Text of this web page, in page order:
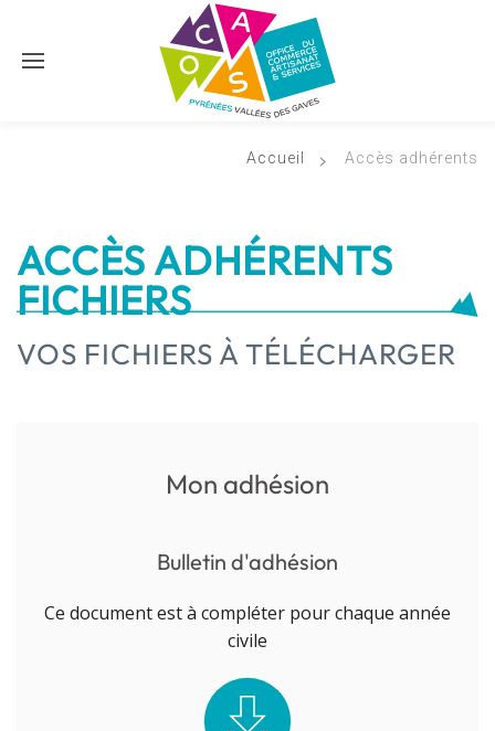
Accéder au contenu principal
Accueil Accès adhérents
ACCÈS ADHÉRENTS
FICHIERS
VOS FICHIERS À TÉLÉCHARGER
Mon adhésion
Bulletin d'adhésion
Ce document est à compléter pour chaque année
civile